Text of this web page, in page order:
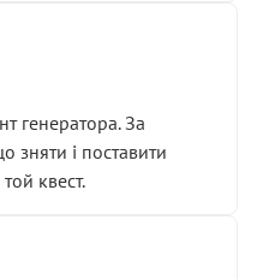
формального
що сервіс працює не
генератора. За
зняти і поставити
квест.